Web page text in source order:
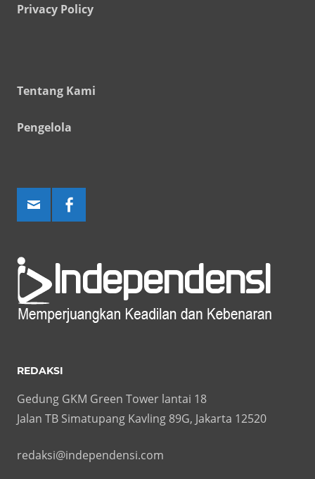
Privacy Policy
Tentang Kami
Pengelola
REDAKSI
Gedung GKM Green Tower lantai 18
Jalan TB Simatupang Kavling 89G, Jakarta 12520
redaksi@independensi.com